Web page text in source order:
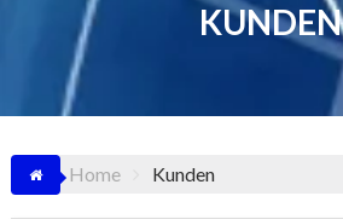
KUNDEN
Home Kunden